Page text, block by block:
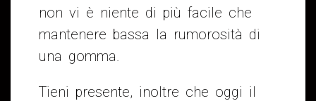
non vi è niente di più facile che
mantenere bassa la rumorosità di
una gomma.
Tieni presente, inoltre che oggi il